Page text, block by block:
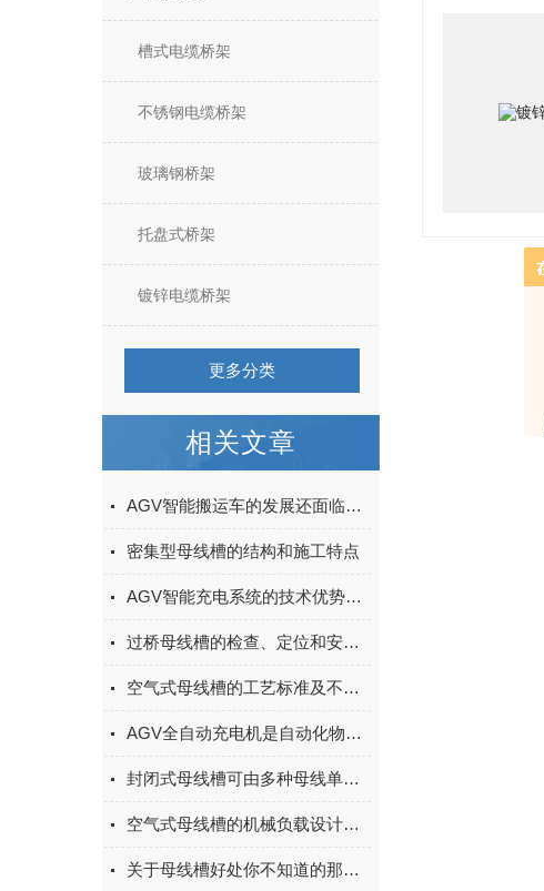
槽式电缆桥架
不锈钢电缆桥架
玻璃钢桥架
托盘式桥架
镀锌电缆桥架
更多分类
相关文章
AGV智能搬运车的发展还面临着一些挑战和问题
密集型母线槽的结构和施工特点
AGV智能充电系统的技术优势主要有这几点
过桥母线槽的检查、定位和安全性分析
空气式母线槽的工艺标准及不同部分的安装
AGV全自动充电机是自动化物流输送系统中的关键组成部分
封闭式母线槽可由多种母线单元组成，它们分别是？
空气式母线槽的机械负载设计说明
关于母线槽好处你不知道的那些事！